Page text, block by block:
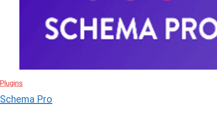
Plugins
Schema Pro